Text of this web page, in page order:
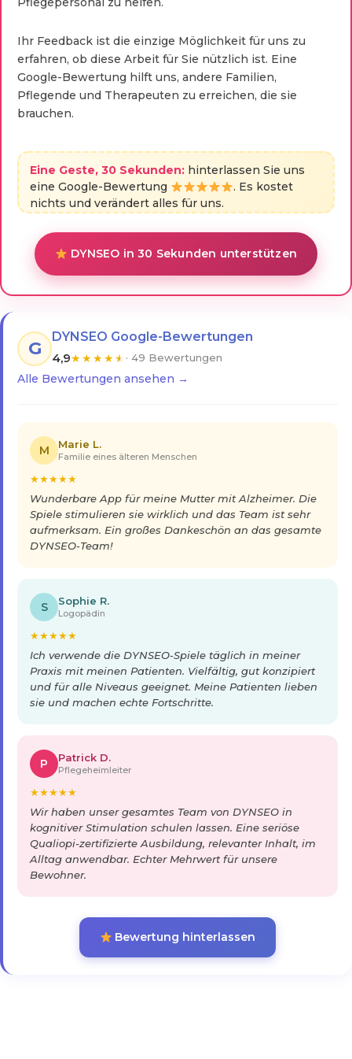
Ihr Feedback ist die einzige Möglichkeit für uns zu
erfahren, ob diese Arbeit für Sie nützlich ist. Eine
Google-Bewertung hilft uns, andere Familien,
Pflegende und Therapeuten zu erreichen, die sie
brauchen.
Eine Geste, 30 Sekunden: hinterlassen Sie uns
eine Google-Bewertung
. Es kostet
nichts und verändert alles für uns.
DYNSEO in 30 Sekunden unterstützen
G
DYNSEO Google-Bewertungen
4,9★★★★★ · 49 Bewertungen
Alle Bewertungen ansehen →
M Marie L.
Familie eines älteren Menschen
★★★★★
Wunderbare App für meine Mutter mit Alzheimer. Die
Spiele stimulieren sie wirklich und das Team ist sehr
aufmerksam. Ein großes Dankeschön an das gesamte
DYNSEO-Team!
S Sophie R.
Logopädin
★★★★★
Ich verwende die DYNSEO-Spiele täglich in meiner
Praxis mit meinen Patienten. Vielfältig, gut konzipiert
und für alle Niveaus geeignet. Meine Patienten lieben
sie und machen echte Fortschritte.
P Patrick D.
Pflegeheimleiter
★★★★★
Wir haben unser gesamtes Team von DYNSEO in
kognitiver Stimulation schulen lassen. Eine seriöse
Qualiopi-zertifizierte Ausbildung, relevanter Inhalt, im
Alltag anwendbar. Echter Mehrwert für unsere
Bewohner.
Bewertung hinterlassen